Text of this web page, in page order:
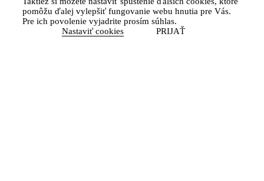
pomôžu ďalej vylepšiť fungovanie webu hnutia pre Vás.
Pre ich povolenie vyjadrite prosím súhlas.
Nastaviť cookies
PRIJAŤ